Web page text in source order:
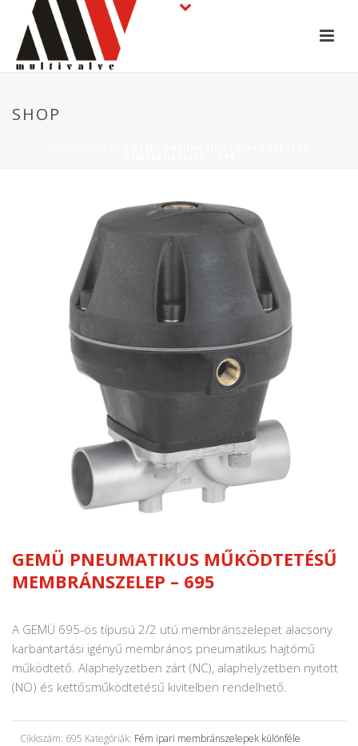
SHOP
GEMÜ PNEUMATIKUS MŰKÖDTETÉSŰ
MEMBRÁNSZELEP – 695
A GEMÜ 695-ös típusú 2/2 utú membránszelepet alacsony
karbantartási igényű membrános pneumatikus hajtómű
működtető. Alaphelyzetben zárt (NC), alaphelyzetben nyitott
(NO) és kettősműködtetésű kivitelben rendelhető.
Cikkszám: 695 Kategóriák: Fém ipari membránszelepek különféle